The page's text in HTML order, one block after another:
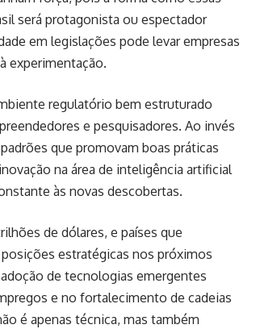
será protagonista ou espectador
em legislações pode levar empresas
experimentação.
regulatório bem estruturado
e pesquisadores. Ao invés
que promovam boas práticas
na área de inteligência artificial
às novas descobertas.
de dólares, e países que
estratégicas nos próximos
de tecnologias emergentes
e no fortalecimento de cadeias
é apenas técnica, mas também